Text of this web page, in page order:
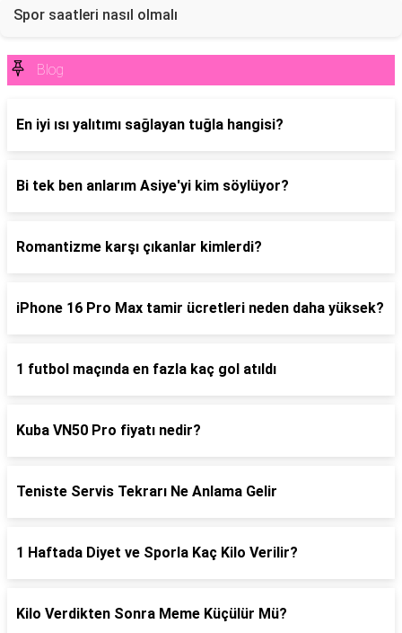
Spor saatleri nasıl olmalı
Blog
En iyi ısı yalıtımı sağlayan tuğla hangisi?
Bi tek ben anlarım Asiye'yi kim söylüyor?
Romantizme karşı çıkanlar kimlerdi?
iPhone 16 Pro Max tamir ücretleri neden daha yüksek?
1 futbol maçında en fazla kaç gol atıldı
Kuba VN50 Pro fiyatı nedir?
Teniste Servis Tekrarı Ne Anlama Gelir
1 Haftada Diyet ve Sporla Kaç Kilo Verilir?
Kilo Verdikten Sonra Meme Küçülür Mü?